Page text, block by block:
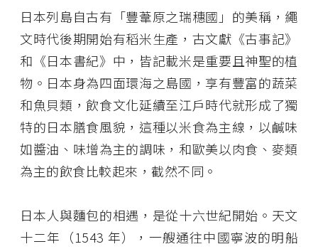
日本列島自古有「豐葦原之瑞穗國」的美稱，繩
文時代後期開始有稻米生產，古文獻《古事記》
和《日本書紀》中，皆記載米是重要且神聖的植
物。日本身為四面環海之島國，享有豐富的蔬菜
和魚貝類，飲食文化延續至江戶時代就形成了獨
特的日本膳食風貌，這種以米食為主線，以鹹味
如醬油、味增為主的調味，和歐美以肉食、麥類
為主的飲食比較起來，截然不同。
日本人與麵包的相遇，是從十六世紀開始。天文
十二年（1543 年），一艘通往中國寧波的明船